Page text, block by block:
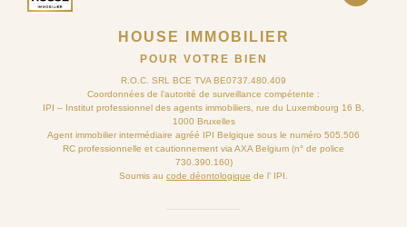
HOUSE IMMOBILIER
POUR VOTRE BIEN
R.O.C. SRL BCE TVA BE0737.480.409
Coordonnées de l’autorité de surveillance compétente :
IPI – Institut professionnel des agents immobiliers, rue du Luxembourg 16 B,
1000 Bruxelles
Agent immobilier intermédiaire agréé IPI Belgique sous le numéro 505.506
RC professionnelle et cautionnement via AXA Belgium (n° de police
730.390.160)
Soumis au code déontologique de l’ IPI.